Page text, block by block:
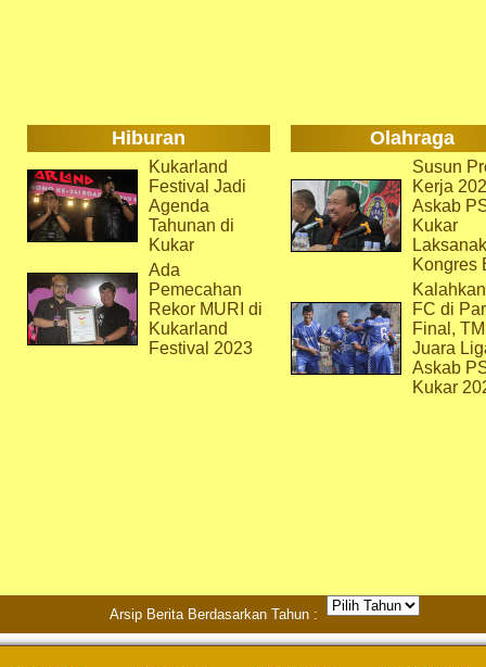
Hiburan Olahraga
Kukarland
Festival Jadi
Agenda
Tahunan di
Kukar
Ada
Pemecahan
Rekor MURI di
Kukarland
Festival 2023
Susun
Kerja
Askab
Kukar
Kongres
FC di
Final,
Juara
Askab
Kukar
Arsip Berita Berdasarkan Tahun :